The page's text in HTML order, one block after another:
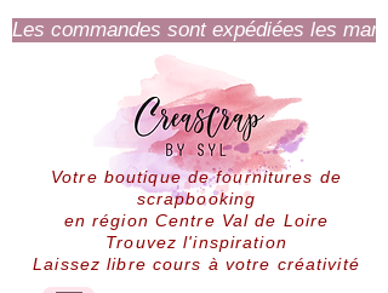
Les commandes sont expédiées les
Votre boutique de fournitures de
scrapbooking
en région Centre Val de Loire
Trouvez l'inspiration
Laissez libre cours à votre créativité